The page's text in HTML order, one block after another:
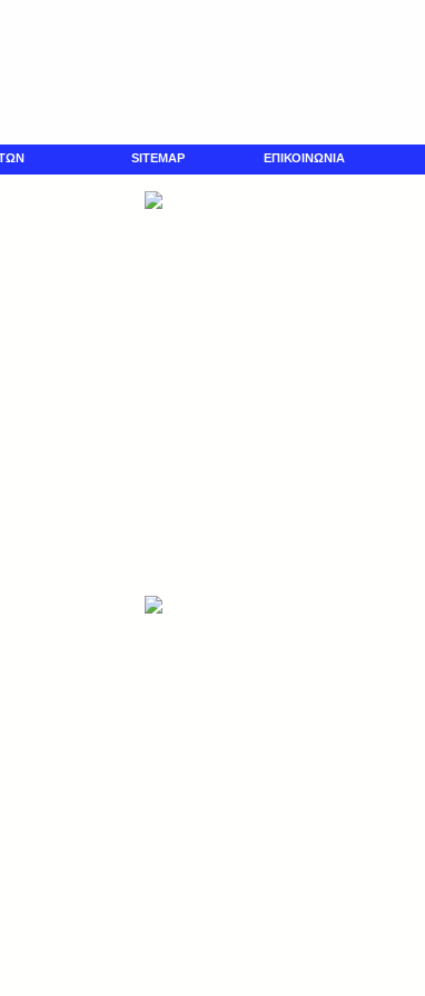
SITEMAP ΕΠΙΚΟΙΝΩΝΙΑ